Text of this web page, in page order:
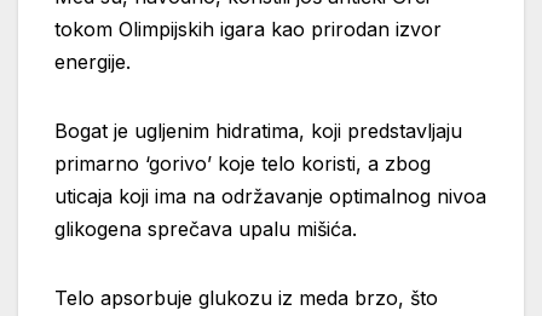
tokom Olimpijskih igara kao prirodan izvor
energije.
Bogat je ugljenim hidratima, koji predstavljaju
primarno ‘gorivo’ koje telo koristi, a zbog
uticaja koji ima na održavanje optimalnog nivoa
glikogena sprečava upalu mišića.
Telo apsorbuje glukozu iz meda brzo, što